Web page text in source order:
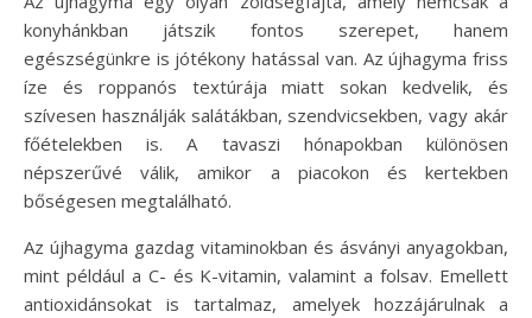
konyhánkban játszik fontos szerepet, hanem
egészségünkre is jótékony hatással van. Az újhagyma friss
íze és roppanós textúrája miatt sokan kedvelik, és
szívesen használják salátákban, szendvicsekben, vagy akár
főételekben is. A tavaszi hónapokban különösen
népszerűvé válik, amikor a piacokon és kertekben
bőségesen megtalálható.
Az újhagyma gazdag vitaminokban és ásványi anyagokban,
mint például a C- és K-vitamin, valamint a folsav. Emellett
antioxidánsokat is tartalmaz, amelyek hozzájárulnak a